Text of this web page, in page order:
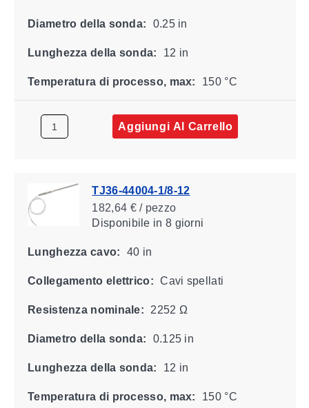
Diametro della sonda: 0.25 in
Lunghezza della sonda: 12 in
Temperatura di processo, max: 150 °C
Aggiungi Al Carrello
TJ36-44004-1/8-12
182,64 € / pezzo
Disponibile in 8 giorni
Lunghezza cavo: 40 in
Collegamento elettrico: Cavi spellati
Resistenza nominale: 2252 Ω
Diametro della sonda: 0.125 in
Lunghezza della sonda: 12 in
Temperatura di processo, max: 150 °C